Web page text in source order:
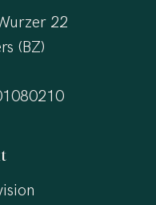
22
(BZ)